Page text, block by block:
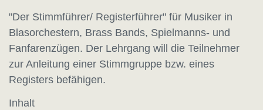
"Der Stimmführer/ Registerführer" für Musiker in
Blasorchestern, Brass Bands, Spielmanns- und
Fanfarenzügen. Der Lehrgang will die Teilnehmer
zur Anleitung einer Stimmgruppe bzw. eines
Registers befähigen.
Inhalt